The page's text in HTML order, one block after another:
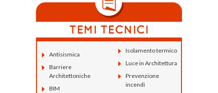
Antisismica
Barriere
Architettoniche
BIM
Isolamento termico
Luce in Architettura
Prevenzione
incendi